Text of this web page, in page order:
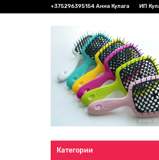
+375296395154 Анна Кулага ИП
Категории